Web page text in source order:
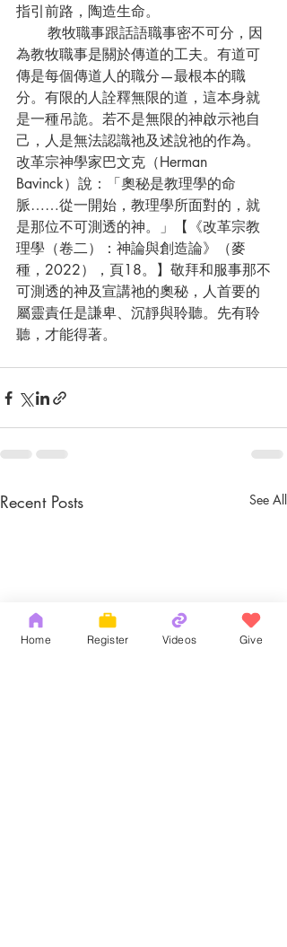
指引前路，陶造生命。
為教牧職事是關於傳道的工夫。有道可
傳是每個傳道人的職分—最根本的職
分。有限的人詮釋無限的道，這本身就
是一種吊詭。若不是無限的神啟示祂自
己，人是無法認識祂及述說祂的作為。
改革宗神學家巴文克（Herman
Bavinck）說：「奧秘是教理學的命
脈……從一開始，教理學所面對的，就
是那位不可測透的神。」【《改革宗教
理學（卷二）：神論與創造論》（麥
種，2022），頁18。】敬拜和服事那不
可測透的神及宣講祂的奧秘，人首要的
屬靈責任是謙卑、沉靜與聆聽。先有聆
聽，才能得著。
Recent Posts See All
Home Register Videos Give